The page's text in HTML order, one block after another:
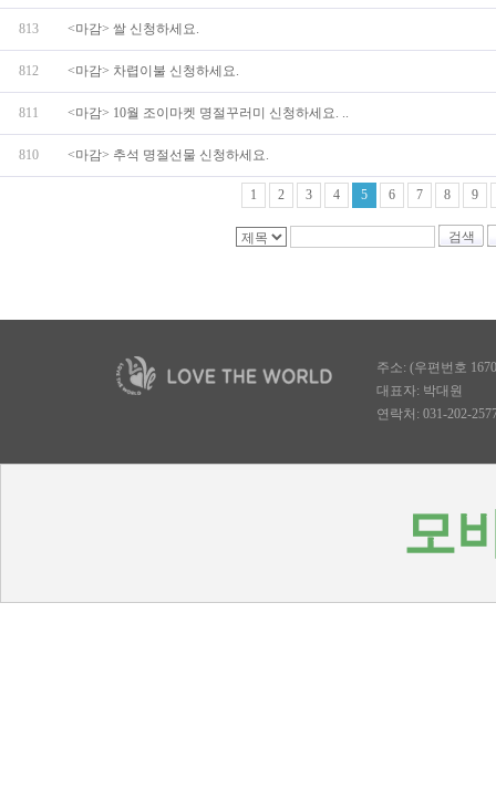
813 <마감> 쌀 신청하세요.
812 <마감> 차렵이불 신청하세요.
811 <마감> 10월 조이마켓 명절꾸러미 신청하세요. ..
810 <마감> 추석 명절선물 신청하세요.
1 2 3 4 5 6 7 8 9
검색
주소: (우편번호
대표자: 박대원
연락처: 031-202-
모